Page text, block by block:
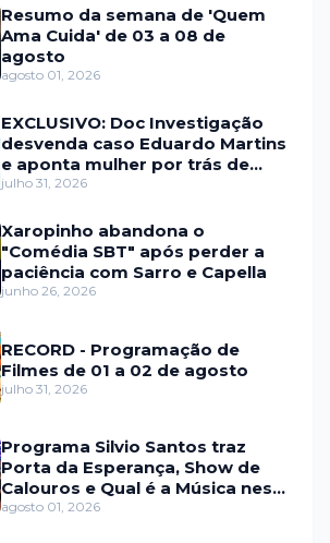
Resumo da semana de 'Quem
Ama Cuida' de 03 a 08 de
agosto
agosto 01, 2026
EXCLUSIVO: Doc Investigação
desvenda caso Eduardo Martins
e aponta mulher por trás de
fraude internacional
julho 31, 2026
Xaropinho abandona o
"Comédia SBT" após perder a
paciência com Sarro e Capella
junho 26, 2026
RECORD - Programação de
Filmes de 01 a 02 de agosto
julho 31, 2026
Programa Silvio Santos traz
Porta da Esperança, Show de
Calouros e Qual é a Música neste
domingo (2)
agosto 01, 2026